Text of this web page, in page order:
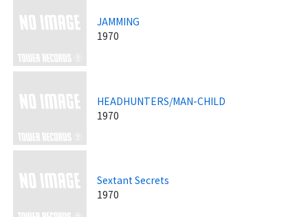
JAMMING
1970
HEADHUNTERS/MAN-CHILD
1970
Sextant Secrets
1970